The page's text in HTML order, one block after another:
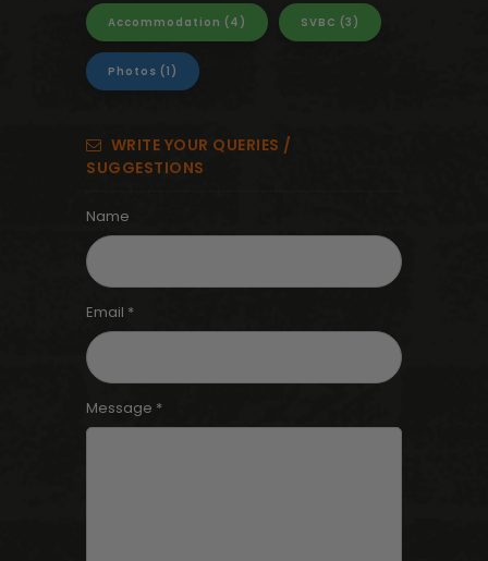
Accommodation (4) SVBC (3)
Photos (1)
WRITE YOUR QUERIES /
SUGGESTIONS
Name
Email *
Message *